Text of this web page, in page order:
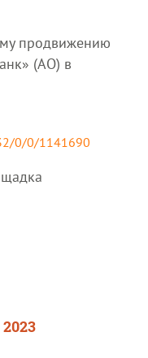
продвижению
(АО) в
0/0/1141690